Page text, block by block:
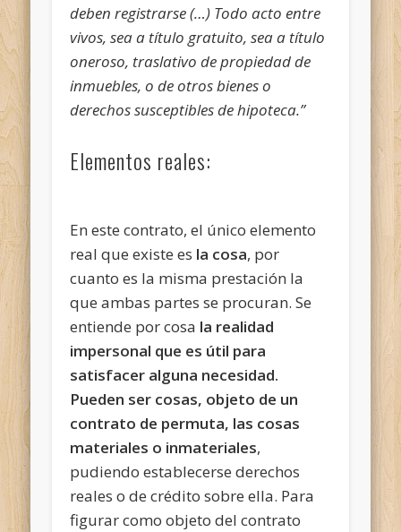
deben registrarse (…) Todo acto entre
vivos, sea a título gratuito, sea a título
oneroso, traslativo de propiedad de
inmuebles, o de otros bienes o
derechos susceptibles de hipoteca.”
Elementos reales:
En este contrato, el único elemento
real que existe es la cosa, por
cuanto es la misma prestación la
que ambas partes se procuran. Se
entiende por cosa la realidad
impersonal que es útil para
satisfacer alguna necesidad.
Pueden ser cosas, objeto de un
contrato de permuta, las cosas
materiales o inmateriales,
pudiendo establecerse derechos
reales o de crédito sobre ella. Para
figurar como objeto del contrato